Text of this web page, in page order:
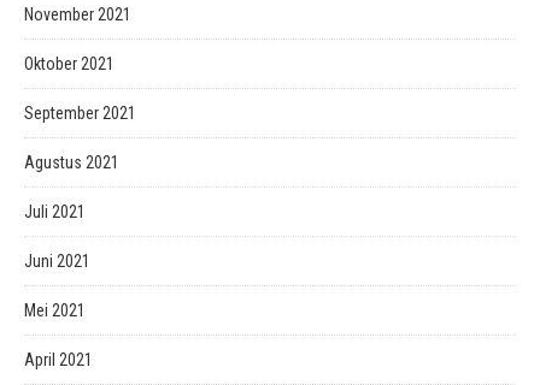
November 2021
Oktober 2021
September 2021
Agustus 2021
Juli 2021
Juni 2021
Mei 2021
April 2021